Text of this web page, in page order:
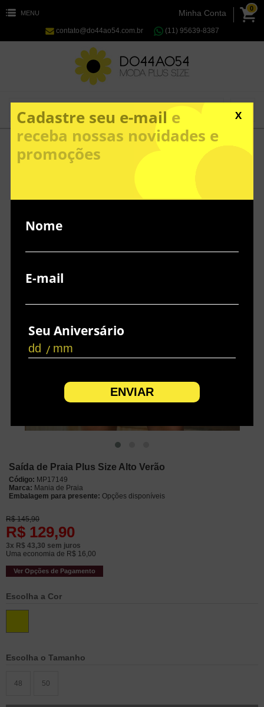
MENU Minha Conta 0
contato@do44ao54.com.br (11) 95639-8387
Cadastre seu e-mail e
receba nossas novidades e
promoções
X
Nome
E-mail
Seu Aniversário
/
Saída de Praia Plus Size Alto Verão
Código: MP17149
Marca: Mania de Praia
Embalagem para presente: Opções disponíveis
R$145,90
R$ 129,90
3x R$ 43,30 sem juros
Uma economia de R$ 16,00
Ver Opções de Pagamento
Cor
Tamanho
48 50